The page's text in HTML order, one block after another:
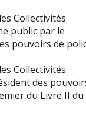
Collectivités
public par le
pouvoirs de
Collectivités
des
du Livre II du